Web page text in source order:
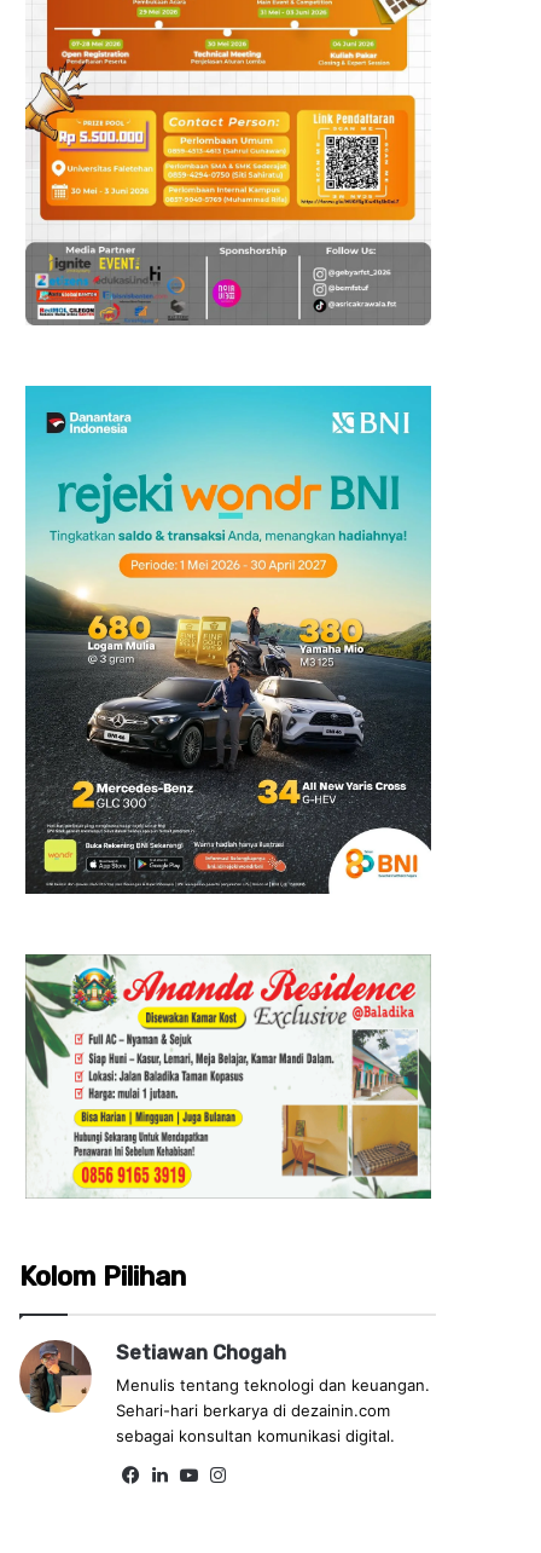
Kolom Pilihan
Setiawan Chogah
Menulis tentang teknologi dan keuangan.
Sehari-hari berkarya di dezainin.com
sebagai konsultan komunikasi digital.
Fa Lin Yo